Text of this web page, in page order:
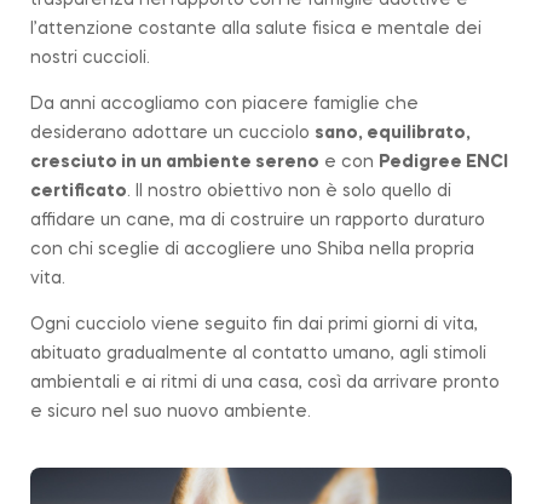
l’attenzione costante alla salute fisica e mentale dei
nostri cuccioli.
Da anni accogliamo con piacere famiglie che
desiderano adottare un cucciolo sano, equilibrato,
cresciuto in un ambiente sereno e con Pedigree ENCI
certificato. Il nostro obiettivo non è solo quello di
affidare un cane, ma di costruire un rapporto duraturo
con chi sceglie di accogliere uno Shiba nella propria
vita.
Ogni cucciolo viene seguito fin dai primi giorni di vita,
abituato gradualmente al contatto umano, agli stimoli
ambientali e ai ritmi di una casa, così da arrivare pronto
e sicuro nel suo nuovo ambiente.